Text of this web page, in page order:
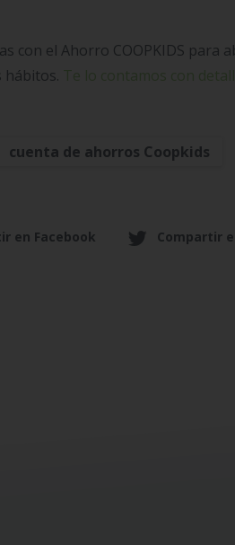
con el Ahorro COOPKIDS para
hábitos.
cuenta de ahorros Coopkids
en Facebook Compartir